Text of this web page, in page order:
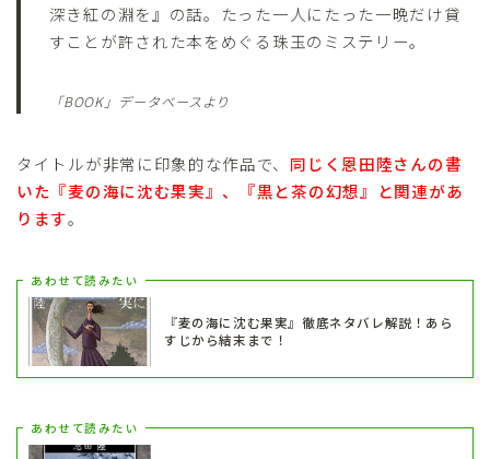
深き紅の淵を』の話。たった一人にたった一晩だけ貸
すことが許された本をめぐる珠玉のミステリー。
「BOOK」データベースより
タイトルが非常に印象的な作品で、 同じく恩田陸さんの書
いた『麦の海に沈む果実』、『黒と茶の幻想』と関連があ
ります。
あわせて読みたい
『麦の海に沈む果実』徹底ネタバレ解説！あら
すじから結末まで！
あわせて読みたい